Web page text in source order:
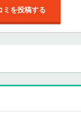
ミを投稿する